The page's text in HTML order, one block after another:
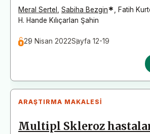
Meral Sertel Sabiha Bezgin* Fatih
H. Hande Kılıçarlan Şahin
29 Nisan 2022Sayfa 12-19
ARAŞTIRMA MAKALESI
Multipl Skleroz